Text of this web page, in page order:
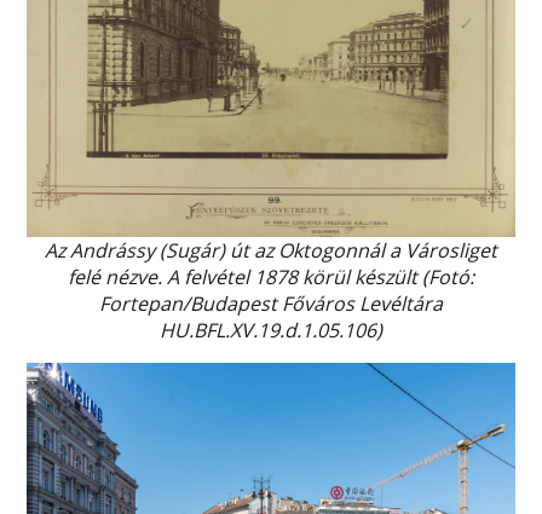
Az Andrássy (Sugár) út az Oktogonnál a Városliget
felé nézve. A felvétel 1878 körül készült (Fotó:
Fortepan/Budapest Főváros Levéltára
HU.BFL.XV.19.d.1.05.106)